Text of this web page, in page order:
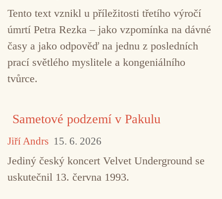
Tento text vznikl u příležitosti třetího výročí
úmrtí Petra Rezka – jako vzpomínka na dávné
časy a jako odpověď na jednu z posledních
prací světlého myslitele a kongeniálního
tvůrce.
Sametové podzemí v Pakulu
Jiří Andrs 15. 6. 2026
Jediný český koncert Velvet Underground se
uskutečnil 13. června 1993.